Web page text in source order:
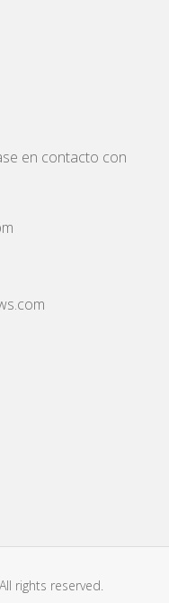
en contacto con
rights reserved.